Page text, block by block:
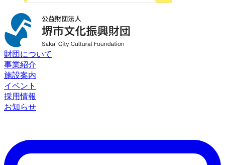
財団について
事業紹介
施設案内
イベント
採用情報
お知らせ